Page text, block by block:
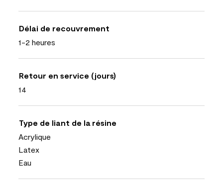
Délai de recouvrement
1-2 heures
Retour en service (jours)
14
Type de liant de la résine
Acrylique
Latex
Eau